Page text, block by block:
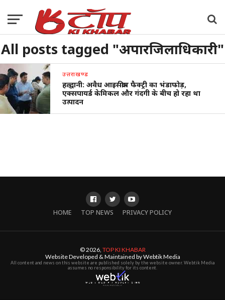
All posts tagged "अपारजिलाधिकारी"
उत्तराखण्ड
हल्द्वानी: अवैध आइसक्रीम फैक्ट्री का भंडाफोड़,
एक्सपायर्ड केमिकल और गंदगी के बीच हो रहा था
उत्पादन
HOME TOP NEWS PRIVACY POLICY
© 2026, TOP KI KHABAR
Website Developed & Maintained by Webtik Media
All content and news on this website are published solely by the website owner. Webtik Media
assumes no responsibility for its content.